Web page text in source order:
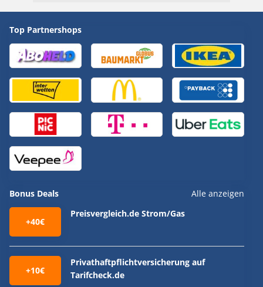
Top Partnershops
Bonus Deals Alle anzeigen
+40€
Preisvergleich.de Strom/Gas
+10€
Privathaftpflichtversicherung auf
Tarifcheck.de